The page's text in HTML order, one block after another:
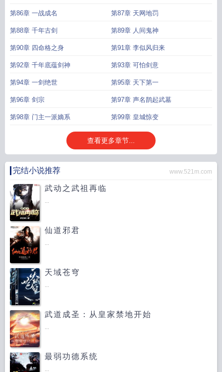
第86章 一战成名 第87章 天网地罚
第88章 千年古剑 第89章 人间鬼神
第90章 四命格之身 第91章 李似风归来
第92章 千年底蕴剑神 第93章 可怕剑意
第94章 一剑绝世 第95章 天下第一
第96章 剑宗 第97章 声名鹊起武墓
第98章 门主一派嫡系 第99章 皇城惊变
查看更多章节...
完结小说推荐 www.521m.com
武动之武祖再临
...
仙道邪君
...
天域苍穹
...
武道成圣：从皇家禁地开始
...
最弱功德系统
...